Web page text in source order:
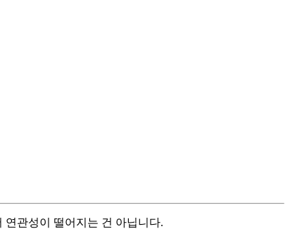
관성이 떨어지는 건 아닙니다.